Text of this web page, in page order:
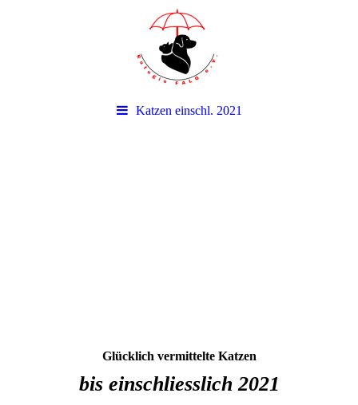
Katzen einschl. 2021
Glücklich vermittelte Katzen
bis einschliesslich 2021